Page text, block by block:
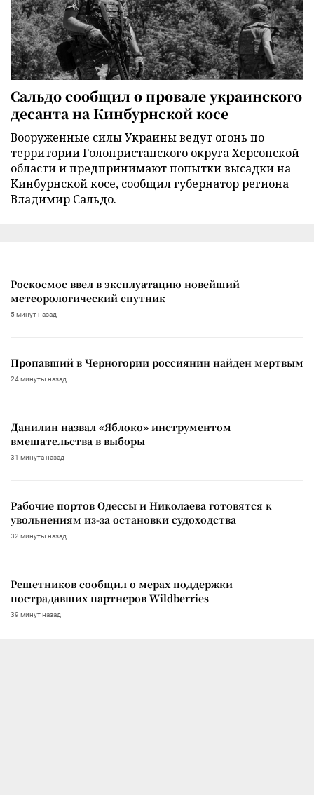
Сальдо сообщил о провале украинского
десанта на Кинбурнской косе
Вооруженные силы Украины ведут огонь по
территории Голопристанского округа Херсонской
области и предпринимают попытки высадки на
Кинбурнской косе, сообщил губернатор региона
Владимир Сальдо.
Роскосмос ввел в эксплуатацию новейший
метеорологический спутник
5 минут назад
Пропавший в Черногории россиянин найден мертвым
24 минуты назад
Данилин назвал «Яблоко» инструментом
вмешательства в выборы
31 минута назад
Рабочие портов Одессы и Николаева готовятся к
увольнениям из-за остановки судоходства
32 минуты назад
Решетников сообщил о мерах поддержки
пострадавших партнеров Wildberries
39 минут назад